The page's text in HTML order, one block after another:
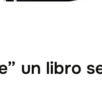
un libro